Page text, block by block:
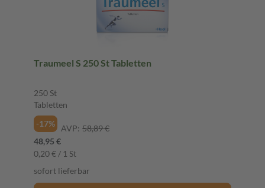
Traumeel S 250 St Tabletten
250 St
Tabletten
-17%
AVP: 58,89 €
48,95 €
0,20 € / 1 St
sofort lieferbar